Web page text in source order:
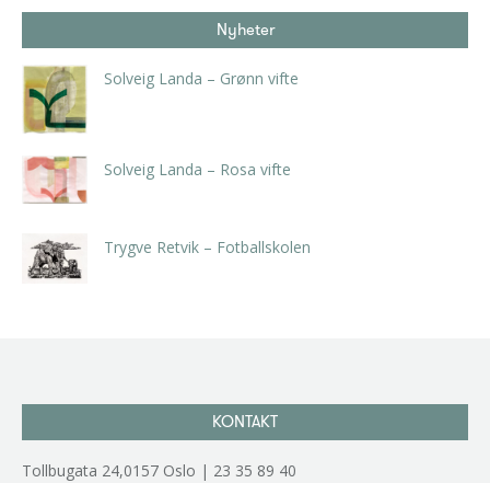
Nyheter
Solveig Landa – Grønn vifte
Solveig Landa – Rosa vifte
Trygve Retvik – Fotballskolen
KONTAKT
Tollbugata 24,0157 Oslo | 23 35 89 40